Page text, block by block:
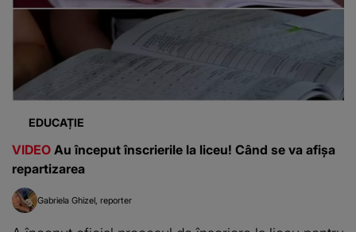
EDUCAȚIE
VIDEO Au început înscrierile la liceu! Când se va afișa
repartizarea
Gabriela Ghizel reporter